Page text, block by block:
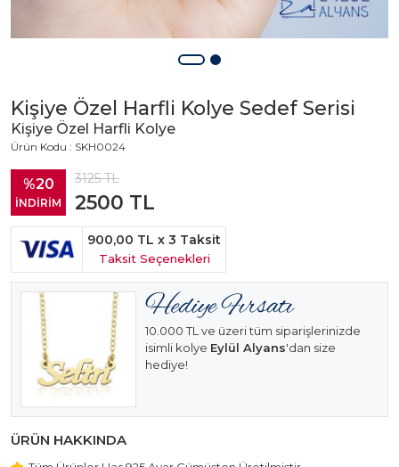
Kişiye Özel Harfli Kolye Sedef Serisi
Kişiye Özel Harfli Kolye
Ürün Kodu : SKH0024
%20
İNDİRİM
3125TL
2500 TL
900,00 TL x 3 Taksit
Taksit Seçenekleri
10.000 TL ve üzeri tüm siparişlerinizde
isimli kolye Eylül Alyans'dan size
hediye!
ÜRÜN HAKKINDA